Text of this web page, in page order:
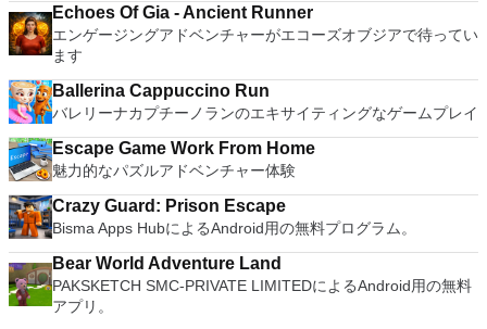
Echoes Of Gia - Ancient Runner
エンゲージングアドベンチャーがエコーズオブジアで待ってい
ます
Ballerina Cappuccino Run
バレリーナカプチーノランのエキサイティングなゲームプレイ
Escape Game Work From Home
魅力的なパズルアドベンチャー体験
Crazy Guard: Prison Escape
Bisma Apps HubによるAndroid用の無料プログラム。
Bear World Adventure Land
PAKSKETCH SMC-PRIVATE LIMITEDによるAndroid用の無料
アプリ。